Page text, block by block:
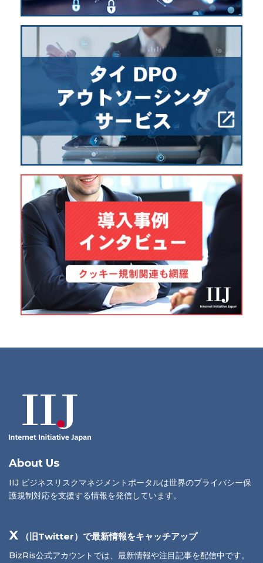
About Us
IIJ ビジネスリスクマネジメントポータルは世界のプライバシー保
護規制対応を支援する情報を発信しています。
X （旧Twitter）で最新情報をキャッチアップ
BizRis公式アカウントでは、最新情報や注目記事を配信中です。